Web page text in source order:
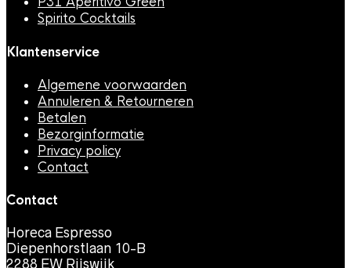
Spirito Cocktails
Klantenservice
Algemene voorwaarden
Annuleren & Retourneren
Betalen
Bezorginformatie
Privacy policy
Contact
Contact
Horeca Espresso
Diepenhorstlaan 10-B
2288 EW Rijswijk